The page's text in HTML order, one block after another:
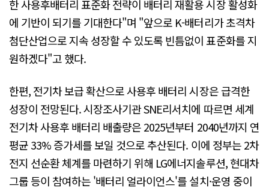
한 사용후배터리 표준화 전략이 배터리 재활용 시장 활성화
에 기반이 되기를 기대한다"며 "앞으로 K-배터리가 초격차
첨단산업으로 지속 성장할 수 있도록 빈틈없이 표준화를 지
원하겠다"고 했다.
한편, 전기차 보급 확산으로 사용후 배터리 시장은 급격한
성장이 전망된다. 시장조사기관 SNE리서치에 따르면 세계
전기차 사용후 배터리 배출량은 2025년부터 2040년까지 연
평균 33% 증가세를 보일 것으로 추산된다. 이에 정부는 2차
전지 선순환 체계를 마련하기 위해 LG에너지솔루션, 현대차
그룹 등이 참여하는 '배터리 얼라이언스'를 설치·운영 중이